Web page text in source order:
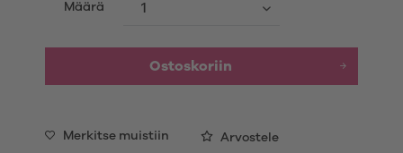
Määrä
Ostoskoriin
Merkitse muistiin Arvostele